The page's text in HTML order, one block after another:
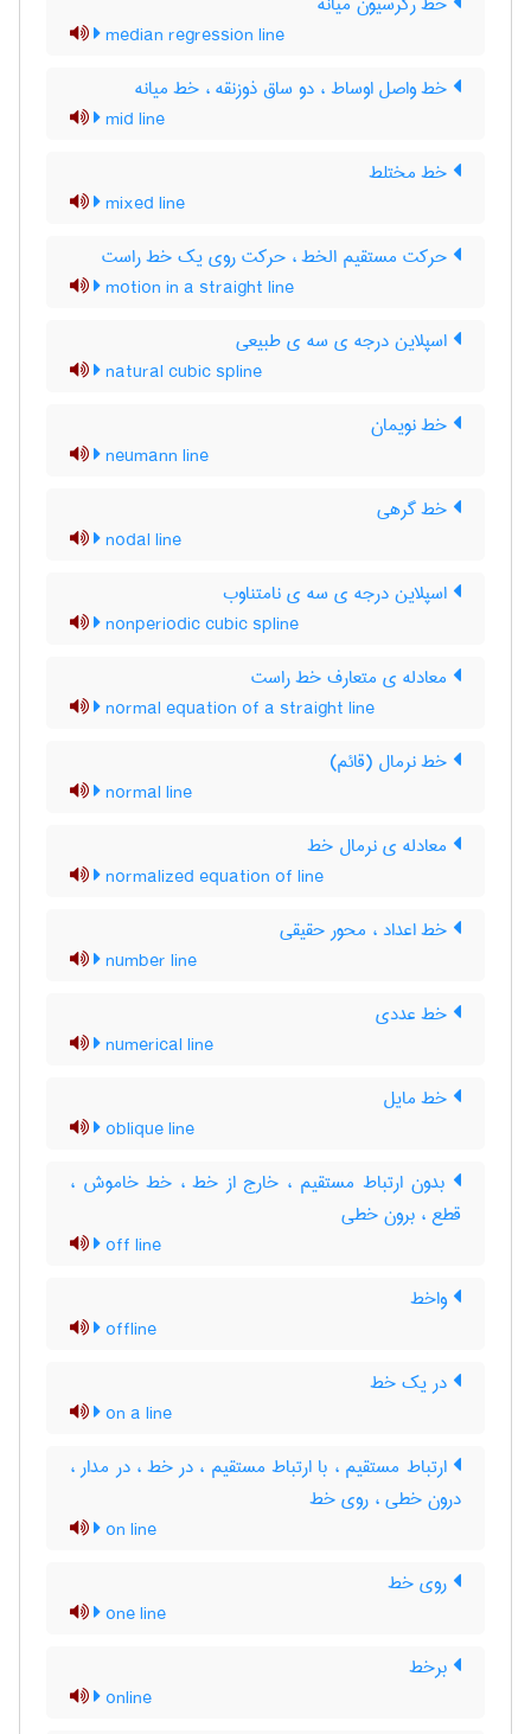
median regression line
خط واصل اوساط ، دو ساق ذوزنقه ، خط میانه
mid line
خط مختلط
mixed line
حرکت مستقیم الخط ، حرکت روی یک خط راست
motion in a straight line
اسپلاین درجه ی سه ی طبیعی
natural cubic spline
خط نویمان
neumann line
خط گرهی
nodal line
اسپلاین درجه ی سه ی نامتناوب
nonperiodic cubic spline
معادله ی متعارف خط راست
normal equation of a straight line
خط نرمال (قائم)
normal line
معادله ی نرمال خط
normalized equation of line
خط اعداد ، محور حقیقی
number line
خط عددی
numerical line
خط مایل
oblique line
بدون ارتباط مستقیم ، خارج از خط ، خط خاموش ،
قطع ، برون خطی
off line
واخط
offline
در یک خط
on a line
ارتباط مستقیم ، با ارتباط مستقیم ، در خط ، در مدار ،
درون خطی ، روی خط
on line
روی خط
one line
برخط
online